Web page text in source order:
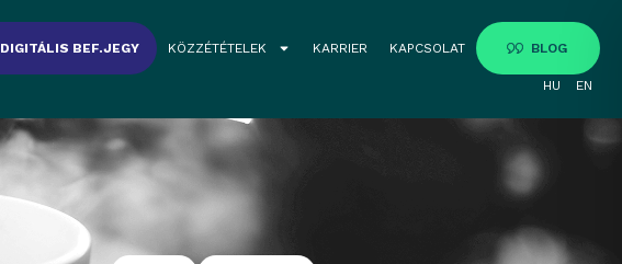
DIGITÁLIS BEF.JEGY KÖZZÉTÉTELEK KARRIER KAPCSOLAT BLOG
HU EN